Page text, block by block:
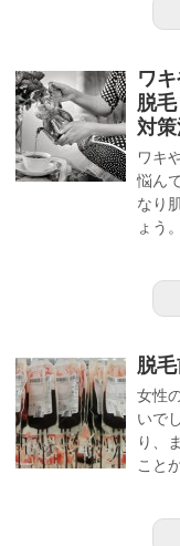
ワ
脱
対
ワキ
悩ん
なり
ょう
脱
女性
いで
り、
こと